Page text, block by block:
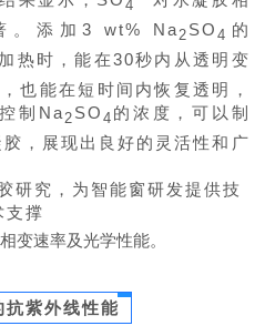
4
。添加3 wt% Na2 SO 4 的
热时，能在30秒内从透明变
也能在短时间内恢复透明，
制Na2 SO 4 的浓度，可以制
，展现出良好的灵活性和广
变速率及光学性能。
抗紫外线性能